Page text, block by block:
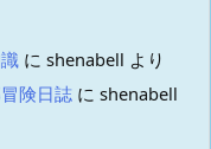
に shenabell より
険日誌 に shenabell